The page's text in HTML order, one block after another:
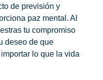
de previsión y
paz mental. Al
tu compromiso
deseo de que
lo que la vida